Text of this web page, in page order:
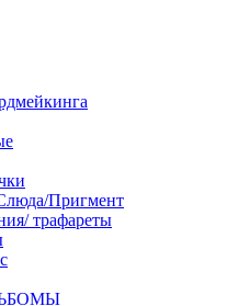
Пригмент
трафареты